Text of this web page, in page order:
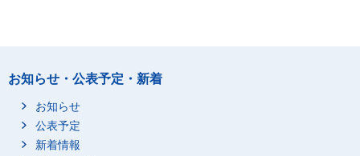
お知らせ・公表予定・新着
お知らせ
公表予定
新着情報